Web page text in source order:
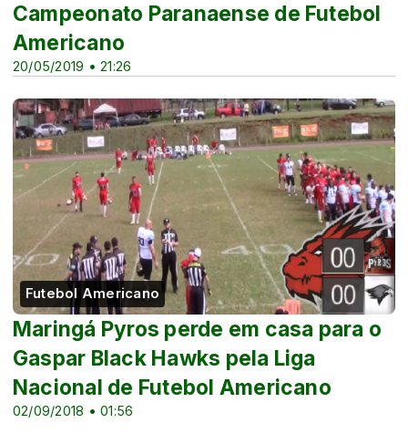
20/05/2019 • 21:26
Campeonato Paranaense de Futebol
Americano
Futebol Americano
02/09/2018 • 01:56
Maringá Pyros perde em casa para o
Gaspar Black Hawks pela Liga
Nacional de Futebol Americano